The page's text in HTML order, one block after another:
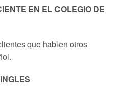
EN EL COLEGIO DE
que hablen otros
INGLES